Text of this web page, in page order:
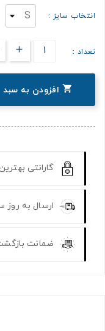
انتخاب سایز :
تعداد :
 افزودن به سبد
گارانتی
ارسال به
ضمانت